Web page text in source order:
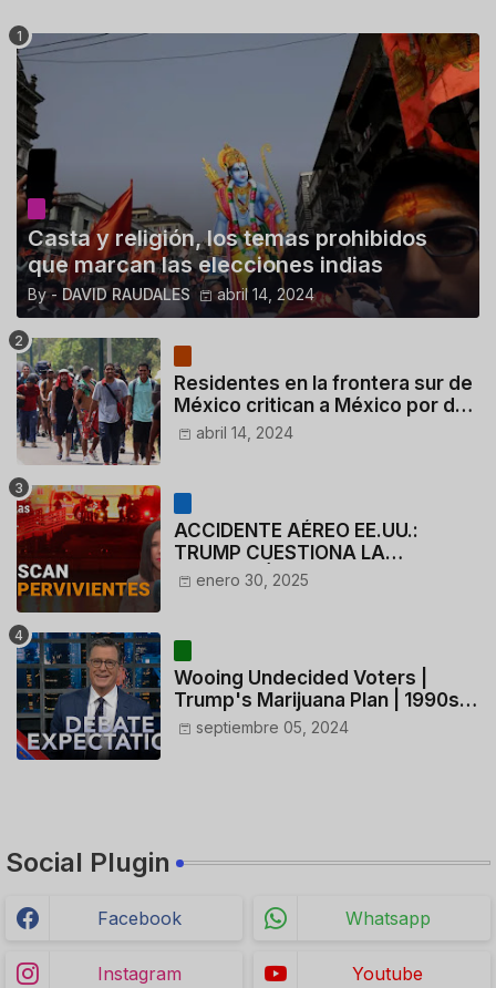
Casta y religión, los temas prohibidos
que marcan las elecciones indias
By - DAVID RAUDALES abril 14, 2024
Residentes en la frontera sur de
México critican a México por dar
110 dólares a migrantes
abril 14, 2024
ACCIDENTE AÉREO EE.UU.:
TRUMP CUESTIONA LA
ACTUACIÓN DE LOS
enero 30, 2025
Wooing Undecided Voters |
Trump's Marijuana Plan | 1990s
Porn Expert Mark Robinson
septiembre 05, 2024
Social Plugin
Facebook Whatsapp
Instagram Youtube